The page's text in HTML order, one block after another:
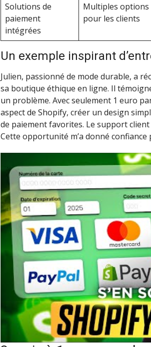
Solutions de
paiement
intégrées
Multiples options
pour les clients
Un exemple inspirant
Julien, passionné de mode durable, a
sa boutique éthique en ligne. Il
un problème. Avec seulement 1 euro
aspect de Shopify, créer un design
de paiement favorites. Le support client
Cette opportunité m’a donné